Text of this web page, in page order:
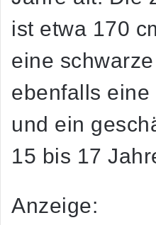
ist etwa 170
eine
ebenfalls
und ein
15 bis 17
Anzeige: